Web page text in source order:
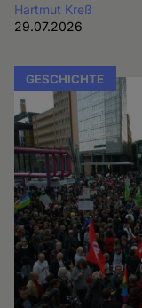
Hartmut Kreß
29.07.2026
GESCHICHTE